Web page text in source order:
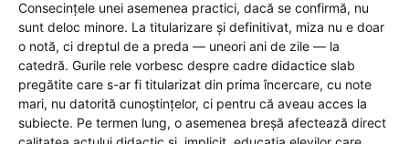
Consecințele unei asemenea practici, dacă se confirmă, nu
sunt deloc minore. La titularizare și definitivat, miza nu e doar
o notă, ci dreptul de a preda — uneori ani de zile — la
catedră. Gurile rele vorbesc despre cadre didactice slab
pregătite care s-ar fi titularizat din prima încercare, cu note
mari, nu datorită cunoștințelor, ci pentru că aveau acces la
subiecte. Pe termen lung, o asemenea breșă afectează direct